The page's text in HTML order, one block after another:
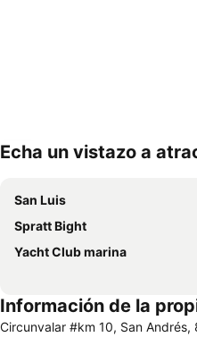
Echa un vistazo a
San Luis
Spratt Bight
Yacht Club marina
Información de la
Circunvalar #km 10, San Andrés,